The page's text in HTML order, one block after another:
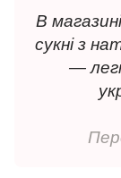
В
сукні з
—